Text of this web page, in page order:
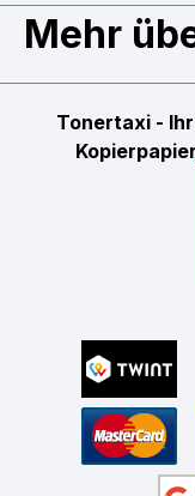
Mehr
Tonertaxi -